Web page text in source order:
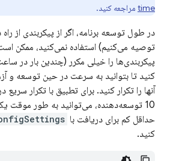
time مراجعه کنید.
در طول توسعه برنامه، اگر از پیکربندی از
توصیه می‌کنیم) استفاده نمی‌کنید، ممکن
پیکربندی‌ها را خیلی مکرر (چندین بار در
کنید تا بتوانید به سرعت در حین توسعه و
آنها را تکرار کنید. برای تطبیق با تکرار سریع
10 توسعه‌دهنده، می‌توانید به طور موقت
حداقل کم برای دریافت با
کنید.